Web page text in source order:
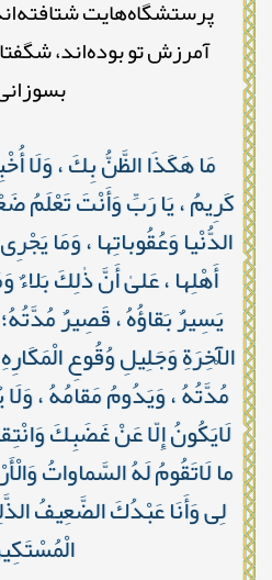
پرستشگاه‌هایت
آمرزش تو بوده‌اند،
مَا هَكَذَا الظَّنُّ بِكَ ، وَلَا
كَرِيمُ ، يَا رَبِّ وَأَنْتَ تَعْلَمُ
الدُّنْيا وَعُقُوباتِها ، وَمَا
أَهْلِها ، عَلىٰ أَنَّ ذٰلِكَ
يَسِيرٌ بَقاؤُهُ ، قَصِيرٌ
الْآخِرَةِ وَجَلِيلِ وُقُوعِ
مُدَّتُهُ ، وَيَدُومُ مَقامُهُ ،
لَايَكُونُ إِلّا عَنْ غَضَبِكَ
ما لَاتَقُومُ لَهُ السَّماواتُ
لِى وَأَنَا عَبْدُكَ الضَّعِيفُ